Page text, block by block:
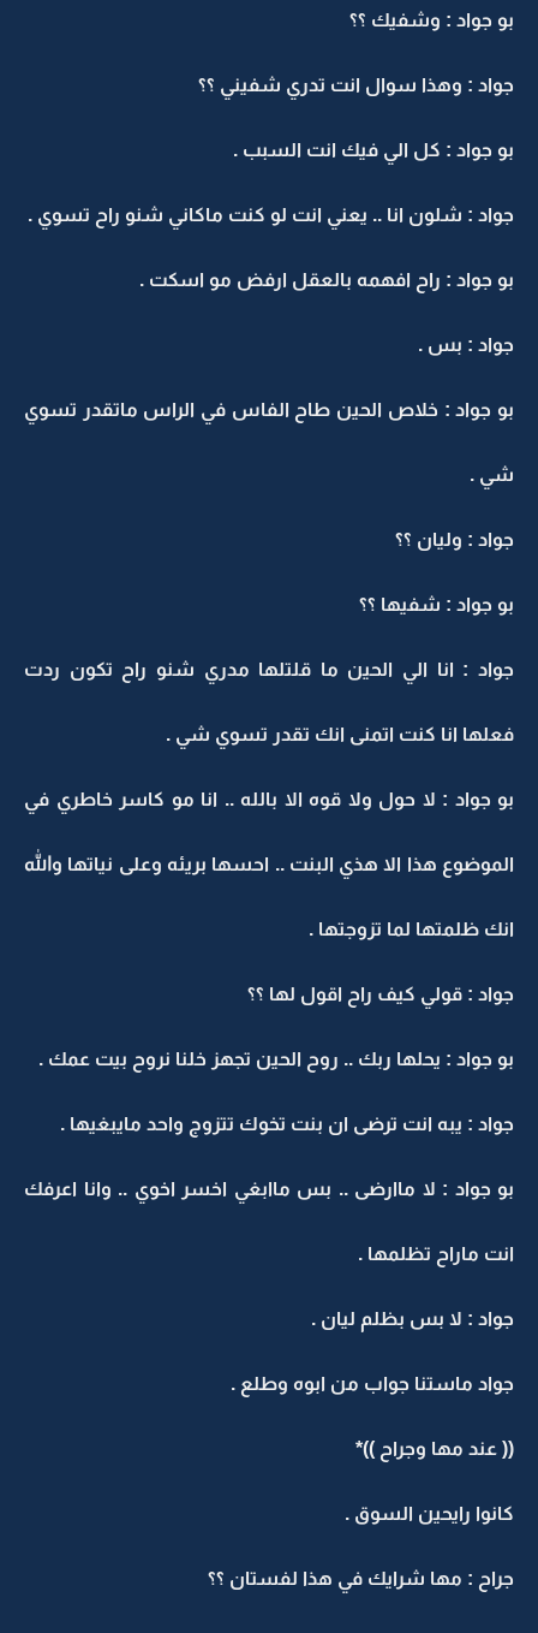
بو جواد : وشفيك ؟؟
جواد : وهذا سوال انت تدري شفيني ؟؟
بو جواد : كل الي فيك انت السبب .
جواد : شلون انا .. يعني انت لو كنت ماكاني شنو راح تسوي .
بو جواد : راح افهمه بالعقل ارفض مو اسكت .
جواد : بس .
بو جواد : خلاص الحين طاح الفاس في الراس ماتقدر تسوي
شي .
جواد : وليان ؟؟
بو جواد : شفيها ؟؟
جواد : انا الي الحين ما قلتلها مدري شنو راح تكون ردت
فعلها انا كنت اتمنى انك تقدر تسوي شي .
بو جواد : لا حول ولا قوه الا بالله .. انا مو كاسر خاطري في
الموضوع هذا الا هذي البنت .. احسها بريئه وعلى نياتها والله
انك ظلمتها لما تزوجتها .
جواد : قولي كيف راح اقول لها ؟؟
بو جواد : يحلها ربك .. روح الحين تجهز خلنا نروح بيت عمك .
جواد : يبه انت ترضى ان بنت تخوك تتزوج واحد مايبغيها .
بو جواد : لا ماارضى .. بس ماابغي اخسر اخوي .. وانا اعرفك
انت ماراح تظلمها .
جواد : لا بس بظلم ليان .
جواد ماستنا جواب من ابوه وطلع .
(( عند مها وجراح ))*
كانوا رايحين السوق .
جراح : مها شرايك في هذا لفستان ؟؟